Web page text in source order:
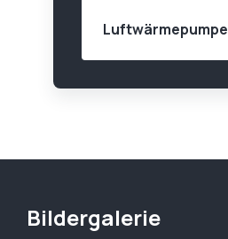
Luftwärmepumpe
Bildergalerie